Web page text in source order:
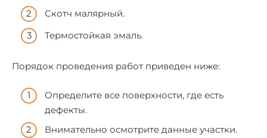
Скотч малярный.
Термостойкая эмаль.
Порядок проведения работ приведен ниже:
Определите все поверхности, где есть
дефекты.
Внимательно осмотрите данные участки.